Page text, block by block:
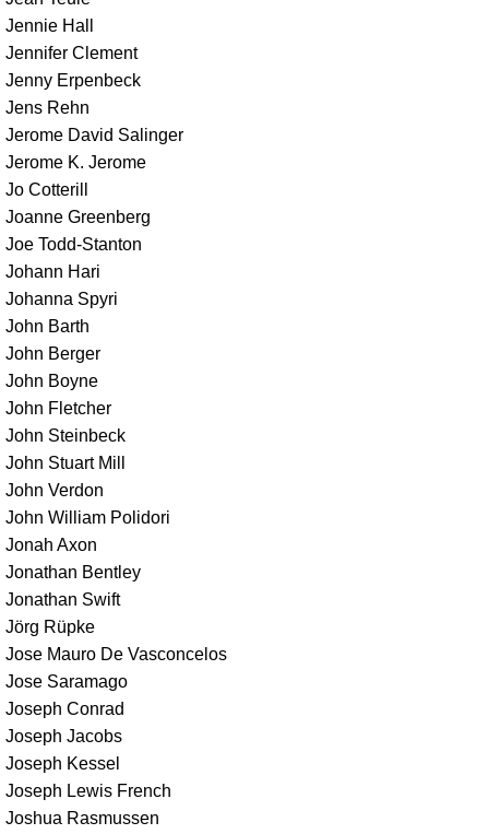
Jennie Hall
Jennifer Clement
Jenny Erpenbeck
Jens Rehn
Jerome David Salinger
Jerome K. Jerome
Jo Cotterill
Joanne Greenberg
Joe Todd-Stanton
Johann Hari
Johanna Spyri
John Barth
John Berger
John Boyne
John Fletcher
John Steinbeck
John Stuart Mill
John Verdon
John William Polidori
Jonah Axon
Jonathan Bentley
Jonathan Swift
Jörg Rüpke
Jose Mauro De Vasconcelos
Jose Saramago
Joseph Conrad
Joseph Jacobs
Joseph Kessel
Joseph Lewis French
Joshua Rasmussen